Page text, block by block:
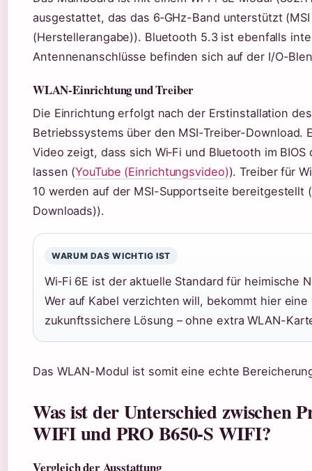
ausgestattet, das das 6‑GHz-Band unterstützt (MSI
(Herstellerangabe)). Bluetooth 5.3 ist ebenfalls
Antennenanschlüsse befinden sich auf der I/O-
WLAN-Einrichtung und Treiber
Die Einrichtung erfolgt nach der Erstinstallation des
Betriebssystems über den MSI-Treiber-Download.
Video zeigt, dass sich Wi‑Fi und Bluetooth im BIOS
lassen (YouTube (Einrichtungsvideo)). Treiber für
10 werden auf der MSI-Supportseite bereitgestellt
Downloads)).
WARUM DAS WICHTIG IST
Wi‑Fi 6E ist der aktuelle Standard für heimische
Wer auf Kabel verzichten will, bekommt hier eine
zukunftssichere Lösung – ohne extra WLAN-
Das WLAN-Modul ist somit eine echte
Was ist der Unterschied zwischen
WIFI und PRO B650-S WIFI?
Vergleich der Ausstattung